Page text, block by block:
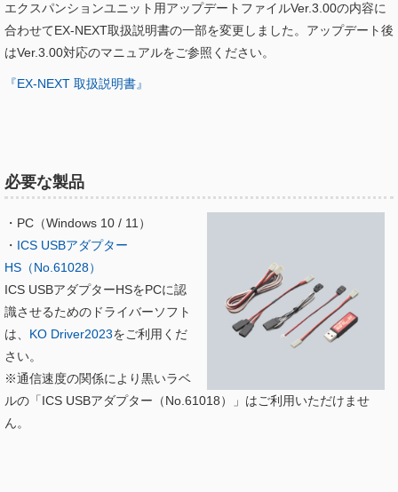
エクスパンションユニット用アップデートファイルVer.3.00の内容に
合わせてEX-NEXT取扱説明書の一部を変更しました。アップデート後
はVer.3.00対応のマニュアルをご参照ください。
『EX-NEXT 取扱説明書』
必要な製品
・PC（Windows 10 / 11）
・ ICS USBアダプター
HS（No.61028）
ICS USBアダプターHSをPCに認
識させるためのドライバーソフト
は、 KO Driver2023をご利用くだ
さい。
※通信速度の関係により黒いラベ
ルの「ICS USBアダプター（No.61018）」はご利用いただけませ
ん。